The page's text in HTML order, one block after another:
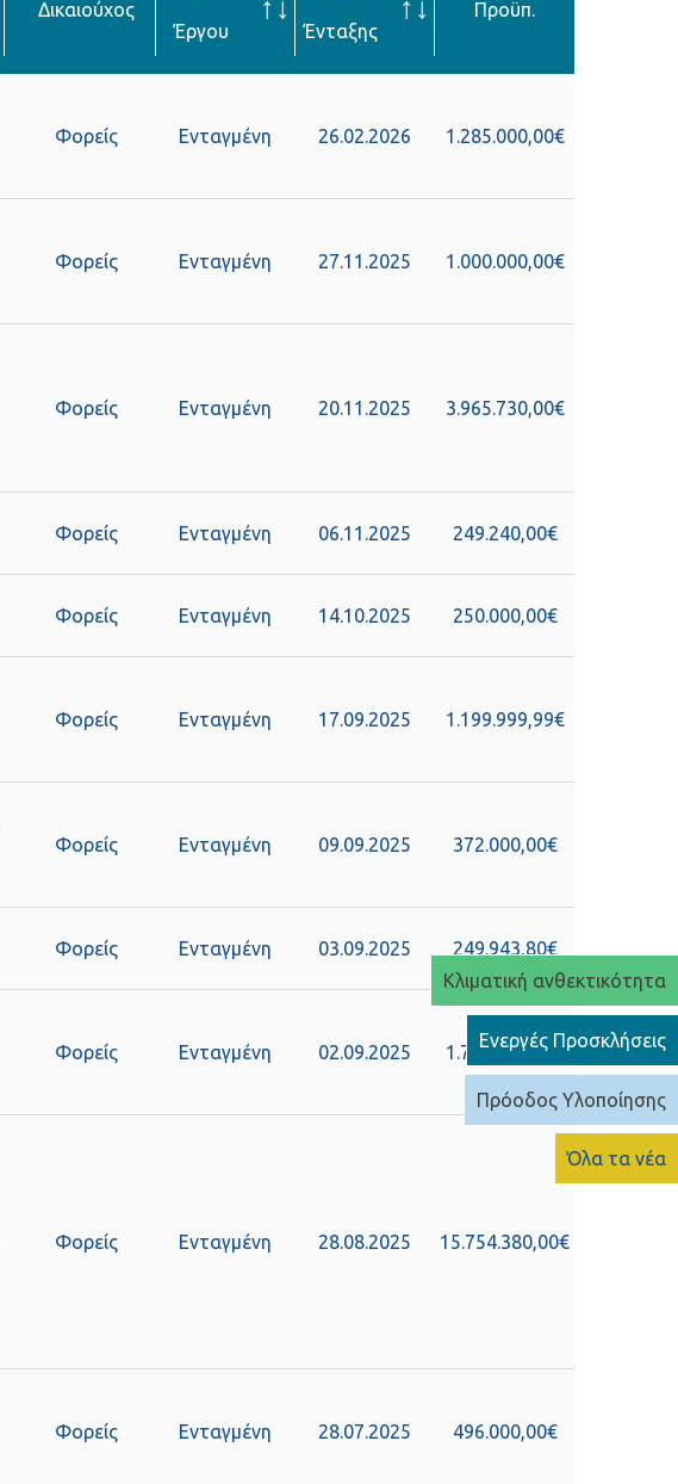
Κλιματική ανθεκτικότητα
Ενεργές Προσκλήσεις
Πρόοδος Υλοποίησης
Όλα τα νέα
Δικαιούχος
Έργου
↑ ↓
Ένταξης
↑ ↓ Προϋπ.
Φορείς Ενταγμένη 26.02.2026 1.285.000,00€
Φορείς Ενταγμένη 27.11.2025 1.000.000,00€
Φορείς Ενταγμένη 20.11.2025 3.965.730,00€
Φορείς Ενταγμένη 06.11.2025 249.240,00€
Φορείς Ενταγμένη 14.10.2025 250.000,00€
Φορείς Ενταγμένη 17.09.2025 1.199.999,99€
Φορείς Ενταγμένη 09.09.2025 372.000,00€
Φορείς Ενταγμένη 03.09.2025 249.943,80€
Φορείς Ενταγμένη 02.09.2025 1.711.080,00€
Φορείς Ενταγμένη 28.08.2025 15.754.380,00€
Φορείς Ενταγμένη 28.07.2025 496.000,00€